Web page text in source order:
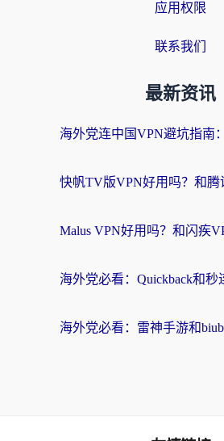
应用权限
联系我们
最新资讯